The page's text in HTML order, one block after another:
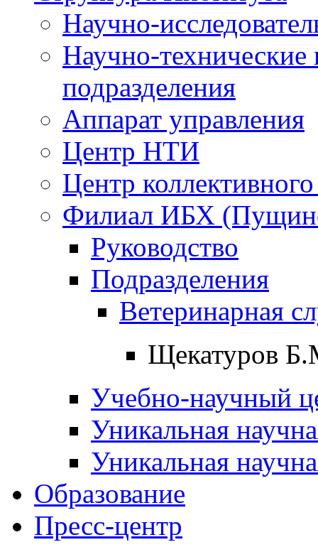
Научно-
Научно-технические
подразделения
Аппарат управления
Центр НТИ
Центр
Филиал ИБХ
Руководство
Подразделения
Ветеринарная
Щекатуров
Учебно-научный
Уникальная
Уникальная
Образование
Пресс-центр